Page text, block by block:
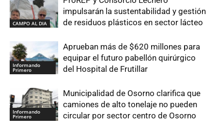
CAMPO AL DIA
impulsarán la sustentabilidad y gestión
de residuos plásticos en sector lácteo
Informando
Primero
Aprueban más de $620 millones para
equipar el futuro pabellón quirúrgico
del Hospital de Frutillar
Informando
Primero
Municipalidad de Osorno clarifica que
camiones de alto tonelaje no pueden
circular por sector centro de Osorno